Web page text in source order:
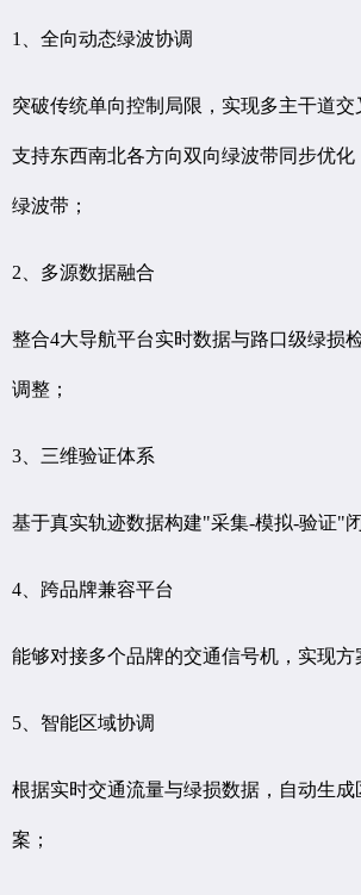
1、全向动态绿波协调
突破传统单向控制局限，实现多主干道交
支持东西南北各方向双向绿波带同步优化
绿波带；
2、多源数据融合
整合4大导航平台实时数据与路口级绿损
调整；
3、三维验证体系
基于真实轨迹数据构建"采集-模拟-验证"闭
4、跨品牌兼容平台
能够对接多个品牌的交通信号机，实现方
5、智能区域协调
根据实时交通流量与绿损数据，自动生
案；